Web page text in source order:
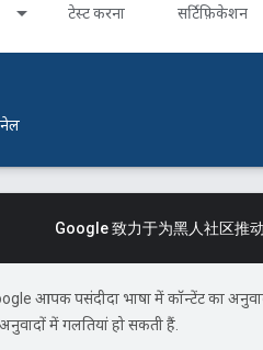
टेस्ट करना सर्टिफ़िकेशन
Google 致力于为黑人社区推动
आपकी पसंदीदा भाषा में कॉन्टेंट का
में गलतियां हो सकती हैं.